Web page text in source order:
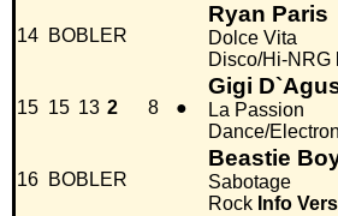
14 BOBLER
Ryan Paris
Dolce Vita
Disco/Hi-NRG
15 15 13 2 8 ●
Gigi
La Passion
Dance/
16 BOBLER
Beastie
Sabotage
Rock Info